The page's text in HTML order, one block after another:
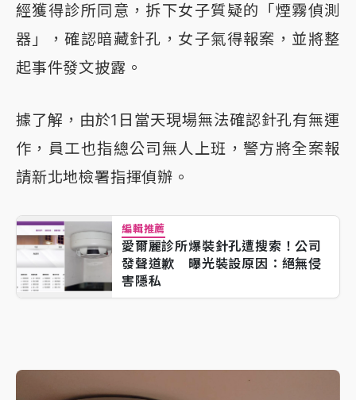
經獲得診所同意，拆下女子質疑的「煙霧偵測
器」，確認暗藏針孔，女子氣得報案，並將整
起事件發文披露。
據了解，由於1日當天現場無法確認針孔有無運
作，員工也指總公司無人上班，警方將全案報
請新北地檢署指揮偵辦。
編輯推薦
愛爾麗診所爆裝針孔遭搜索！公司
發聲道歉 曝光裝設原因：絕無侵
害隱私